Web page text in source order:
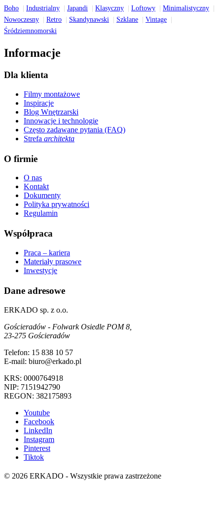
Boho Industrialny Japandi Klasyczny Loftowy
Minimalistyczny
Nowoczesny
Retro Skandynawski Szklane
Vintage
Śródziemnomorski
Informacje
Dla klienta
Filmy montażowe
Inspiracje
Blog Wnętrzarski
Innowacje i technologie
Często zadawane pytania (FAQ)
Strefa architekta
O firmie
O nas
Kontakt
Dokumenty
Polityka prywatności
Regulamin
Współpraca
Praca – kariera
Materiały prasowe
Inwestycje
Dane adresowe
ERKADO sp. z o.o.
Gościeradów - Folwark Osiedle POM 8,
23-275 Gościeradów
Telefon: 15 838 10 57
E-mail: biuro@erkado.pl
KRS: 0000764918
NIP: 7151942790
REGON: 382175893
Youtube
Facebook
LinkedIn
Instagram
Pinterest
Tiktok
© 2026 ERKADO - Wszystkie prawa zastrzeżone